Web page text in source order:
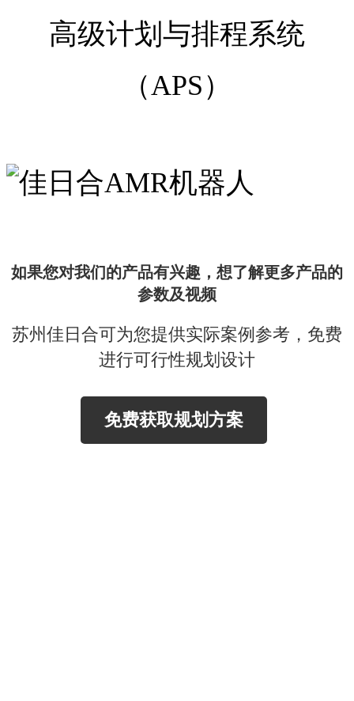
高级计划与排程系统
（APS）
如果您对我们的产品有兴趣，想了解更多产品的
参数及视频
苏州佳日合可为您提供实际案例参考，免费
进行可行性规划设计
免费获取规划方案